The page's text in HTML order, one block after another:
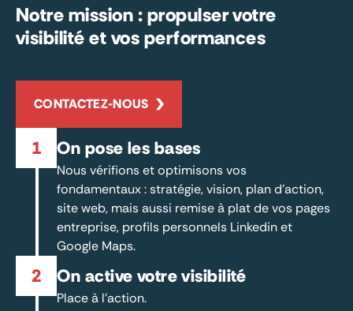
Notre mission :propulser votre
visibilité et vos performances
CONTACTEZ-NOUS
1 On pose les bases
Nous vérifions et optimisons vos
fondamentaux : stratégie, vision, plan d’action,
site web, mais aussi remise à plat de vos pages
entreprise, profils personnels Linkedin et
Google Maps.
2 On active votre visibilité
Place à l’action.